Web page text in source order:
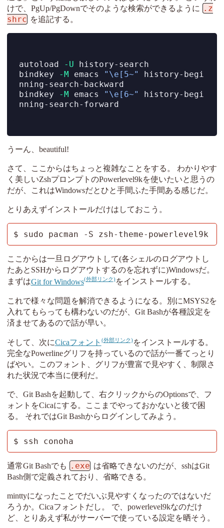
けで、PgUp/PgDownでそのような検索ができるように .z
shrc を追記する。
autoload -U history-search
bindkey
-M emacs "\e[5~"
history-begi
nning-search-backward
bindkey
-M emacs "\e[6~"
history-begi
nning-search-forward
うーん、beautiful!
さて、ここからはちょっと複雑なことをする。 わかりやす
く美しいZshプロンプトのPowerlevel9kを使いたいと思うの
だが、これはWindowsだとひと手間ふた手間ある感じだ。
とりあえずインストールだけはしておこう。
$ sudo pacman -S zsh-theme-powerlevel9k
ここからは一旦ログアウトして(各シェルのログアウトし
たあとSSHからログアウトするのを忘れずに)Windowsだ。
まずはGit for Windows をインストールする。
これで様々な問題を解消できるようになる。別にMSYS2を
入れてもらっても構わないのだが、Git Bashが各種設定を
済ませてあるので話が早い。
そして、次にCicaフォント
をインストールする。
完全なPowerlineグリフを持っているので話が一番てっとり
ばやい。このフォント、グリフが豊富で見やすく、制限さ
れた状況で本当に便利だ。
で、Git Bashを起動して、右クリックからのOptionsで、フ
ォントをCicaにする。ここまでやっておかないと後で困
る。 それではGit Bashからログインしてみよう。
$ ssh conoha
通常Git Bashでも .exe は省略できないのだが、sshはGit
Bash側で定義されており、省略できる。
minttyになったことでだいぶ見やすくなったのではないだ
ろうか。Cicaフォントだし。 で、powerlevel9kなのだけ
ど、とりあえず私がサーバーで使っている設定を晒そう。